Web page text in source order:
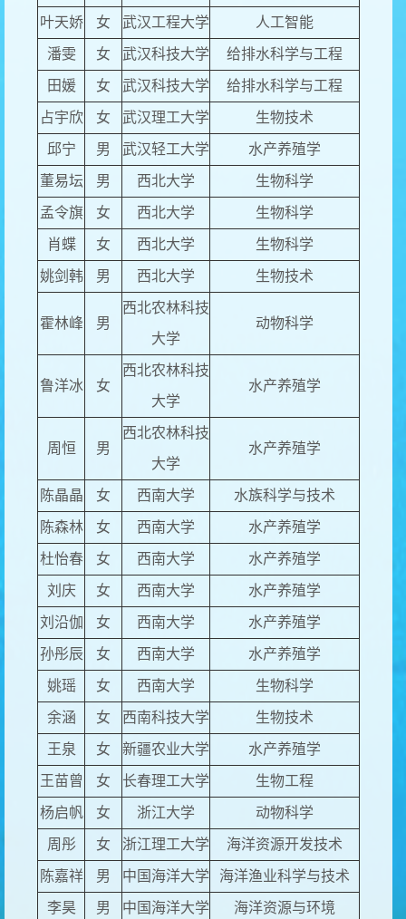
叶天娇 女 武汉工程大学 人工智能
潘雯 女 武汉科技大学 给排水科学与工程
田媛 女 武汉科技大学 给排水科学与工程
占宇欣 女 武汉理工大学 生物技术
邱宁 男 武汉轻工大学 水产养殖学
董易坛 男 西北大学 生物科学
孟令旗 女 西北大学 生物科学
肖蝶 女 西北大学 生物科学
姚剑韩 男 西北大学 生物技术
霍林峰 男
西北农林科技
大学
动物科学
鲁洋冰 女
西北农林科技
大学
水产养殖学
周恒 男
西北农林科技
大学
水产养殖学
陈晶晶 女 西南大学 水族科学与技术
陈森林 女 西南大学 水产养殖学
杜怡春 女 西南大学 水产养殖学
刘庆 女 西南大学 水产养殖学
刘沿伽 女 西南大学 水产养殖学
孙彤辰 女 西南大学 水产养殖学
姚瑶 女 西南大学 生物科学
余涵 女 西南科技大学 生物技术
王泉 女 新疆农业大学 水产养殖学
王苗曾 女 长春理工大学 生物工程
杨启帆 女 浙江大学 动物科学
周彤 女 浙江理工大学 海洋资源开发技术
陈嘉祥 男 中国海洋大学 海洋渔业科学与技术
李昊 男 中国海洋大学 海洋资源与环境